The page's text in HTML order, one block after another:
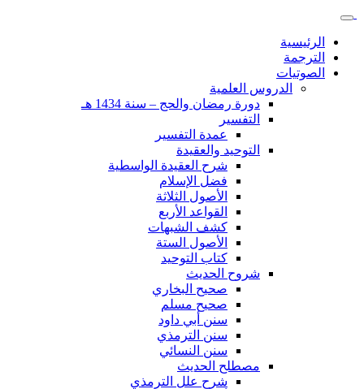
الرئيسية
الترجمة
الصوتيات
الدروس العلمية
دورة رمضان والحج – سنة 1434 هـ
التفسير
عمدة التفسير
التوحيد والعقيدة
شرح العقيدة الواسطية
فضل الإسلام
الأصول الثلاثة
القواعد الأربع
كشف الشبهات
الأصول الستة
كتاب التوحيد
شروح الحديث
صحيح البخاري
صحيح مسلم
سنن أبي داود
سنن الترمذي
سنن النسائي
مصطلح الحديث
شرح علل الترمذي